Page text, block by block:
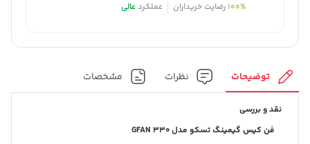
100%رضایت خریداران عملکردعالی
توضیحات نظرات مشخصات
نقد و بررسی
فن کیس گیمینگ تسکو مدلGFAN 330